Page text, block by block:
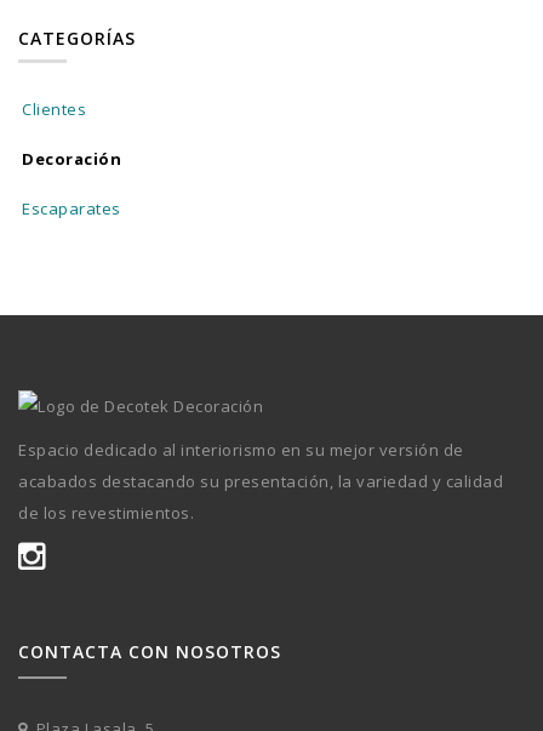
CATEGORÍAS
Clientes
Decoración
Escaparates
Espacio dedicado al interiorismo en su mejor versión de
acabados destacando su presentación, la variedad y calidad
de los revestimientos.
CONTACTA CON NOSOTROS